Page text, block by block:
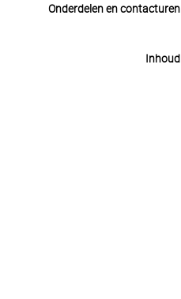
Onderdelen en contacturen
Inhoud